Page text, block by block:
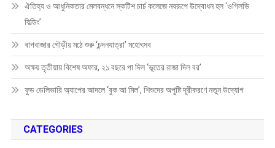
ঐতিহ্য ও আধুনিকতার মেলবন্ধনে স্কটিশ চার্চ কলেজে নবরূপে উদ্বোধন হল ‘ওগিলভি
বিল্ডিং’
বাগবাজার গৌড়ীয় মঠে শুরু ‘চন্দনযাত্রা’ মহোৎসব
অক্ষয় তৃতীয়ায় বিশেষ অফার, ২১ বছরে পা দিল ‘ভূতের রাজা দিল বর’
ফুড ডেলিভারি অ্যাপের আদলে ‘বুক আ মিল’, শিশুদের অপুষ্টি দূরীকরণে নতুন উদ্যোগ
CATEGORIES